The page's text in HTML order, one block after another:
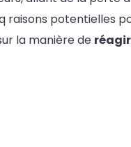
raisons potentielles
la manière de réagir